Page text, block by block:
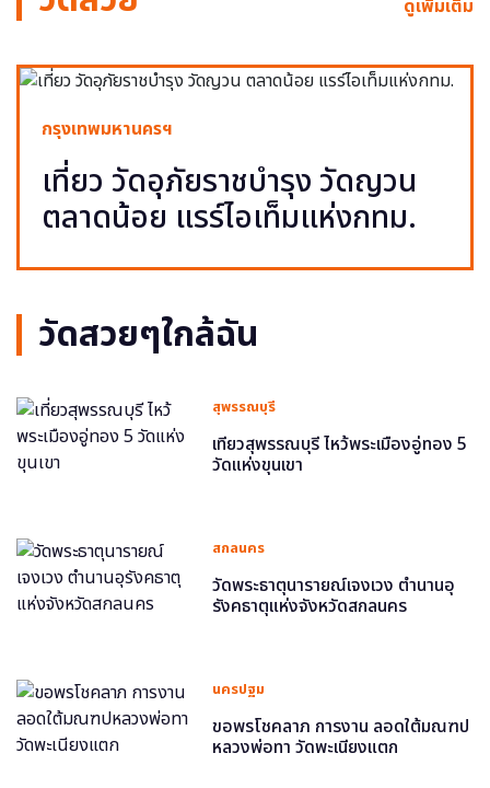
ดูเพิ่มเติม
กรุงเทพมหานครฯ
เที่ยว วัดอุภัยราชบำรุง วัดญวน
ตลาดน้อย แรร์ไอเท็มแห่งกทม.
วัดสวยๆใกล้ฉัน
สุพรรณบุรี
เที่ยวสุพรรณบุรี ไหว้พระเมืองอู่ทอง 5
วัดแห่งขุนเขา
สกลนคร
วัดพระธาตุนารายณ์เจงเวง ตำนานอุ
รังคธาตุแห่งจังหวัดสกลนคร
นครปฐม
ขอพรโชคลาภ การงาน ลอดใต้มณฑป
หลวงพ่อทา วัดพะเนียงแตก